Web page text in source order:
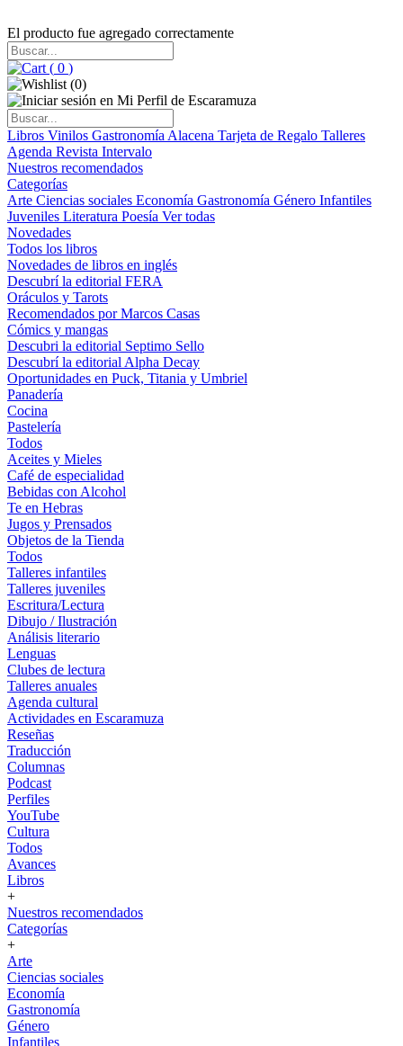
El producto fue agregado correctamente
( 0 )
(0)
Libros Vinilos Gastronomía Alacena Tarjeta de Regalo Talleres
Agenda Revista Intervalo
Nuestros recomendados
Categorías
Arte Ciencias sociales Economía Gastronomía Género Infantiles
Juveniles Literatura Poesía Ver todas
Novedades
Todos los libros
Novedades de libros en inglés
Descubrí la editorial FERA
Oráculos y Tarots
Recomendados por Marcos Casas
Cómics y mangas
Descubri la editorial Septimo Sello
Descubrí la editorial Alpha Decay
Oportunidades en Puck, Titania y Umbriel
Panadería
Cocina
Pastelería
Todos
Aceites y Mieles
Café de especialidad
Bebidas con Alcohol
Te en Hebras
Jugos y Prensados
Objetos de la Tienda
Todos
Talleres infantiles
Talleres juveniles
Escritura/Lectura
Dibujo / Ilustración
Análisis literario
Lenguas
Clubes de lectura
Talleres anuales
Agenda cultural
Actividades en Escaramuza
Reseñas
Traducción
Columnas
Podcast
Perfiles
YouTube
Cultura
Todos
Avances
Libros
+
Nuestros recomendados
Categorías
+
Arte
Ciencias sociales
Economía
Gastronomía
Género
Infantiles